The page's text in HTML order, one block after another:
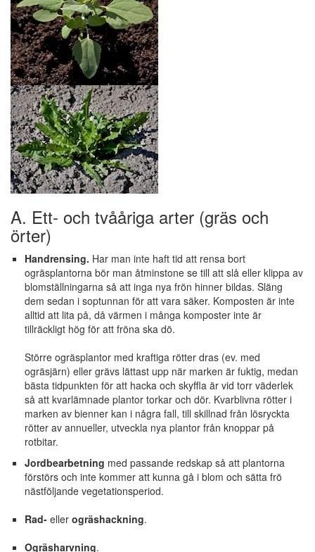
A. Ett- och tvååriga arter (gräs och
örter)
Handrensing. Har man inte haft tid att rensa bort
ogräsplantorna bör man åtminstone se till att slå eller klippa av
blomställningarna så att inga nya frön hinner bildas. Släng
dem sedan i soptunnan för att vara säker. Komposten är inte
alltid att lita på, då värmen i många komposter inte är
tillräckligt hög för att fröna ska dö.
Större ogräsplantor med kraftiga rötter dras (ev. med
ogräsjärn) eller grävs lättast upp när marken är fuktig, medan
bästa tidpunkten för att hacka och skyffla är vid torr väderlek
så att kvarlämnade plantor torkar och dör. Kvarblivna rötter i
marken av bienner kan i några fall, till skillnad från lösryckta
rötter av annueller, utveckla nya plantor från knoppar på
rotbitar.
Jordbearbetning med passande redskap så att plantorna
förstörs och inte kommer att kunna gå i blom och sätta frö
nästföljande vegetationsperiod.
Rad- eller ogräshackning.
Ogräsharvning.